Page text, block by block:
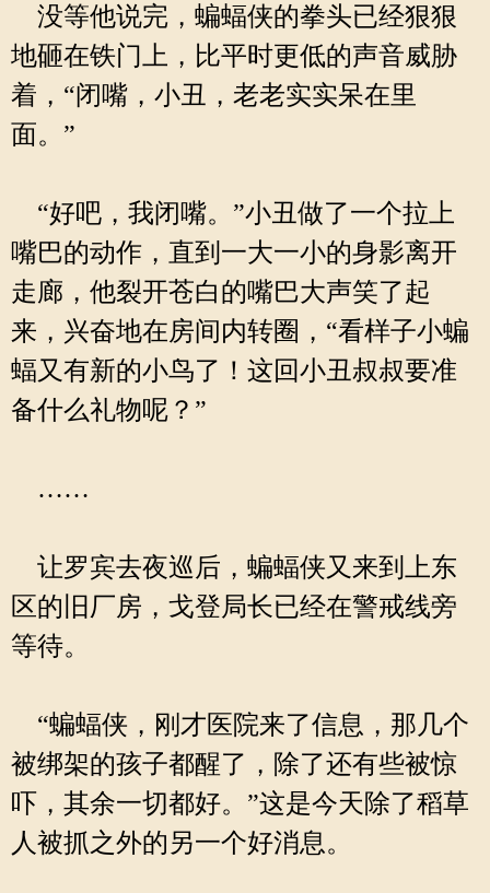
没等他说完，蝙蝠侠的拳头已经狠狠
地砸在铁门上，比平时更低的声音威胁
着，“闭嘴，小丑，老老实实呆在里
面。”
“好吧，我闭嘴。”小丑做了一个拉上
嘴巴的动作，直到一大一小的身影离开
走廊，他裂开苍白的嘴巴大声笑了起
来，兴奋地在房间内转圈，“看样子小蝙
蝠又有新的小鸟了！这回小丑叔叔要准
备什么礼物呢？”
……
让罗宾去夜巡后，蝙蝠侠又来到上东
区的旧厂房，戈登局长已经在警戒线旁
等待。
“蝙蝠侠，刚才医院来了信息，那几个
被绑架的孩子都醒了，除了还有些被惊
吓，其余一切都好。”这是今天除了稻草
人被抓之外的另一个好消息。